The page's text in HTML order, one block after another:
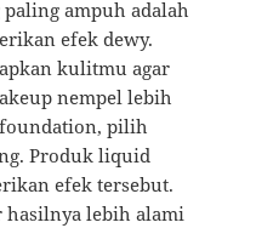
paling ampuh adalah
efek dewy.
kulitmu agar
nempel lebih
foundation, pilih
Produk liquid
efek tersebut.
hasilnya lebih alami